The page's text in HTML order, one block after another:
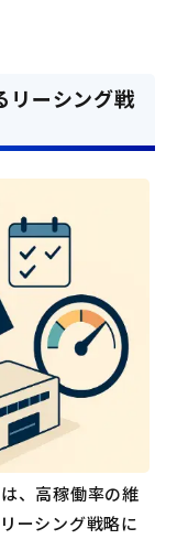
リーシング戦
、高稼働率の維
ーシング戦略に